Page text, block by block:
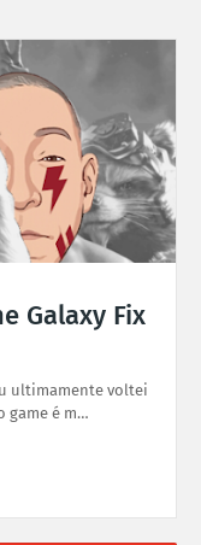
Galaxy Fix
ultimamente voltei
game é m…